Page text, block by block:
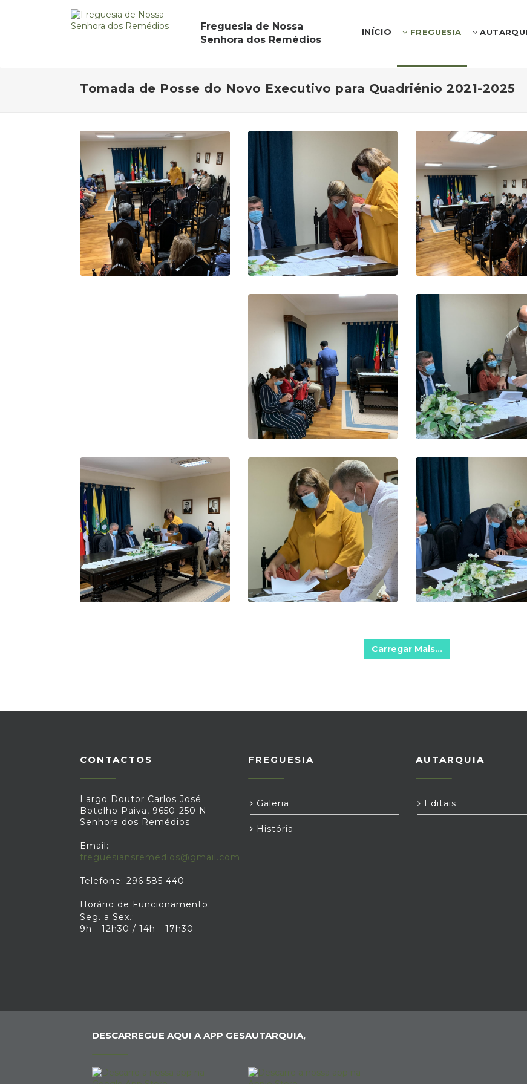
Freguesia de Nossa
Senhora dos Remédios
INÍCIO FREGUESIA
Tomada de Posse do Novo Executivo para Quadriénio 2021-2025
Carregar Mais...
CONTACTOS
Largo Doutor Carlos José
Botelho Paiva, 9650-250 N
Senhora dos Remédios
Email:
freguesiansremedios@gmail.com
Telefone: 296 585 440
Horário de Funcionamento:
Seg. a Sex.:
9h - 12h30 / 14h - 17h30
FREGUESIA
Galeria
História
AUTARQUIA
Editais
DESCARREGUE AQUI A APP GESAUTARQUIA,